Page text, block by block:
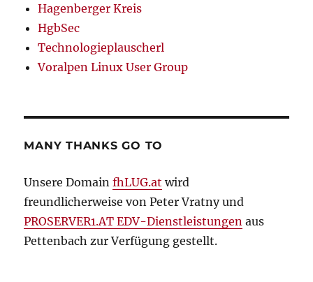
Hagenberger Kreis
HgbSec
Technologieplauscherl
Voralpen Linux User Group
MANY THANKS GO TO
Unsere DomainfhLUG.at wird
freundlicherweise von Peter Vratny und
PROSERVER1.AT EDV-Dienstleistungen aus
Pettenbach zur Verfügung gestellt.